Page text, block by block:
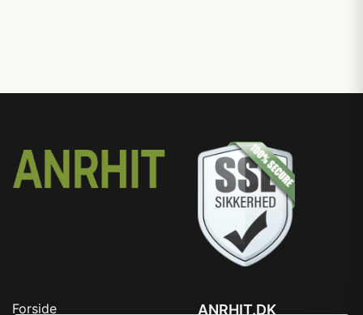
Forside ANRHIT.DK